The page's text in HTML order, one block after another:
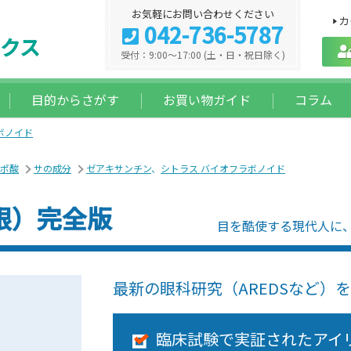
ス
目的からさがす お買い物ガイド コラム
お気軽にお問い合わせください
042-736-5787
受付：9:00～17:00 (土・日・祝日除く)
ノイド
酸 サの成分 ゼアキサンチン、 シトラス バイオフラボノイド
目を酷使する現代人に
）完全版
最新の眼科研究（AREDSなど）
臨床試験で実証されたアイ